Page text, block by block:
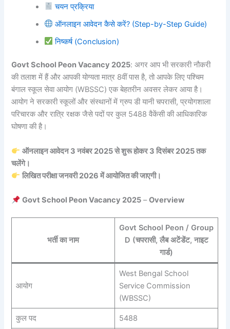
चयन प्रक्रिया
ऑनलाइन आवेदन कैसे करें? (Step-by-Step Guide)
निष्कर्ष (Conclusion)
Govt School Peon Vacancy 2025: अगर आप भी सरकारी नौकरी
की तलाश में हैं और आपकी योग्यता मात्र 8वीं पास है, तो आपके लिए पश्चिम
बंगाल स्कूल सेवा आयोग (WBSSC) एक बेहतरीन अवसर लेकर आया है।
आयोग ने सरकारी स्कूलों और संस्थानों में ग्रुप डी यानी चपरासी, प्रयोगशाला
परिचारक और रात्रि रक्षक जैसे पदों पर कुल 5488 वैकेंसी की आधिकारिक
घोषणा की है।
ऑनलाइन आवेदन 3 नवंबर 2025 से शुरू होकर 3 दिसंबर 2025 तक
चलेंगे।
लिखित परीक्षा जनवरी 2026 में आयोजित की जाएगी।
Govt School Peon Vacancy 2025 –Overview
भर्ती का नाम
Govt School Peon / Group
D (चपरासी, लैब अटेंडेंट, नाइट
गार्ड)
आयोग
West Bengal School
Service Commission
(WBSSC)
कुल पद 5488